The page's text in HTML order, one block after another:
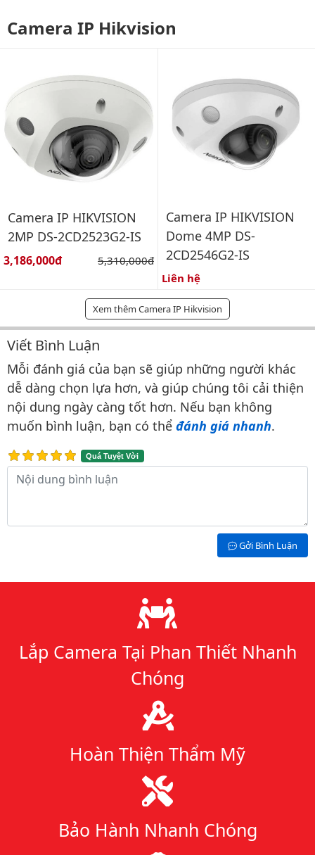
Camera IP Hikvision
Camera IP HIKVISION
2MP DS-2CD2523G2-IS
Giá bán:
3,186,000đ Giá gốc:
5,310,000đ
Camera IP HIKVISION
Dome 4MP DS-
2CD2546G2-IS
Liên hệ
Xem thêm Camera IP Hikvision
Bình luận & Đánh giá
Viết Bình Luận
Mỗi đánh giá của bạn sẽ giúp những người khác
dễ dàng chọn lựa hơn, và giúp chúng tôi cải thiện
nội dung ngày càng tốt hơn. Nếu bạn không
muốn bình luận, bạn có thể đánh giá nhanh.
Quá Tuyệt Vời
Nội dung bình luận
Gởi Bình Luận
Lý do chọn chúng tôi
Lắp Camera Tại Phan Thiết Nhanh
Chóng
Hoàn Thiện Thẩm Mỹ
Bảo Hành Nhanh Chóng